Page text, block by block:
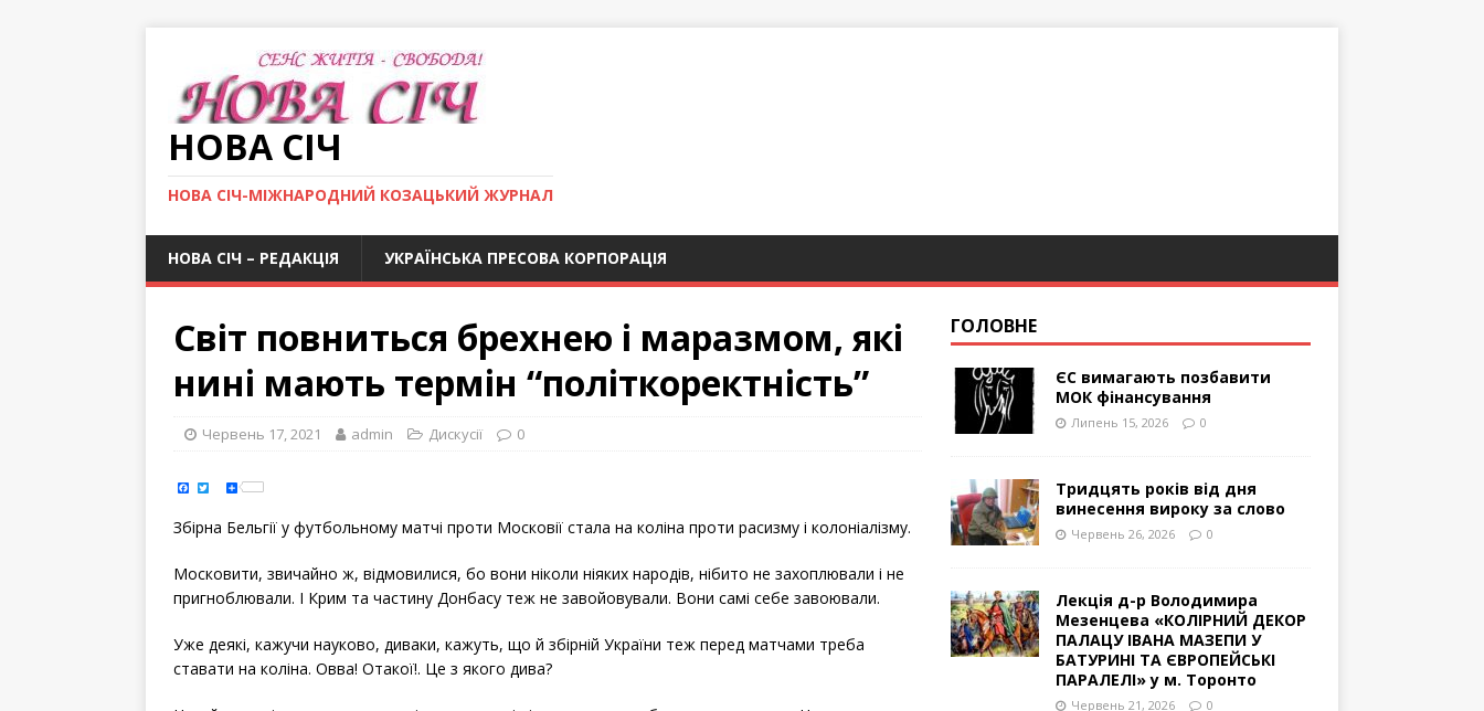
НОВА СІЧ
НОВА СІЧ-МІЖНАРОДНИЙ КОЗАЦЬКИЙ ЖУРНАЛ
НОВА СІЧ – РЕДАКЦІЯ УКРАЇНСЬКА ПРЕСОВА КОРПОРАЦІЯ
Світ повниться брехнею і маразмом, які
нині мають термін “політкоректність”
Червень 17, 2021 admin Дискусії 0
a
e
b
o
t
t
Sh
r
e
Збірна Бельгії у футбольному матчі проти Московії стала на коліна проти расизму і колоніалізму.
Московити, звичайно ж, відмовилися, бо вони ніколи ніяких народів, нібито не захоплювали і не
пригноблювали. І Крим та частину Донбасу теж не завойовували. Вони самі себе завоювали.
Уже деякі, кажучи науково, диваки, кажуть, що й збірній України теж перед матчами треба
ставати на коліна. Овва! Отакої!. Це з якого дива?
ГОЛОВНЕ
ЄС вимагають позбавити
МОК фінансування
Липень 15, 2026 0
Тридцять років від дня
винесення вироку за слово
Червень 26, 2026 0
Лекція д-р Володимира
Мезенцева «КОЛІРНИЙ ДЕКОР
ПАЛАЦУ ІВАНА МАЗЕПИ У
БАТУРИНІ ТА ЄВРОПЕЙСЬКІ
ПАРАЛЕЛІ» у м. Торонто
Червень 21, 2026 0